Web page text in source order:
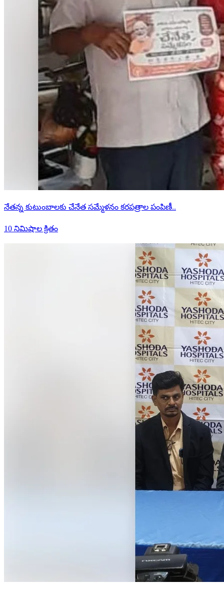
నేతన్న కుటుంబాలకు చేనేత సమ్మేళనం కరపత్రాల పంపిణీ..
10 నిమిషాల క్రితం